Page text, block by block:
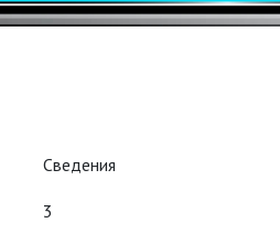
Сведения
3